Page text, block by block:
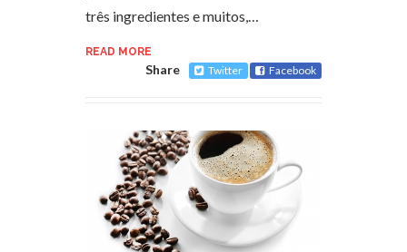
três ingredientes e muitos,…
READ MORE
Share Twitter Facebook